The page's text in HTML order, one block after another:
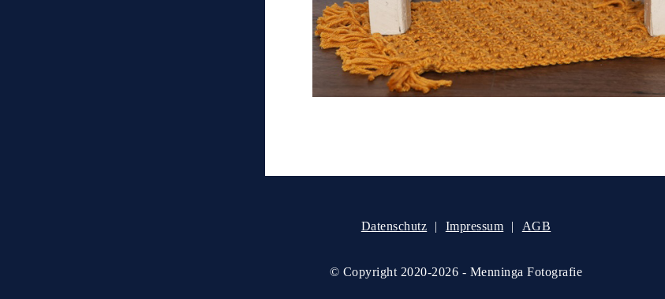
Datenschutz Impressum AGB
© Copyright 2020-2026 - Menninga Fotografie